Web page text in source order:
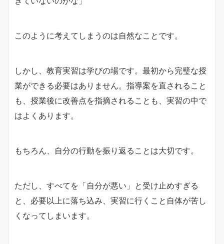
このように考えてしまうのは自然なことです。
しかし、教育実習は学びの場です。最初から完璧な授
業ができる必要はありません。指導案を直されること
も、授業後に改善点を指摘されることも、実習の中で
はよくあります。
もちろん、自分の行動を振り返ることは大切です。
ただし、すべてを「自分が悪い」と受け止めすぎる
と、必要以上に落ち込み、実習に行くこと自体が苦し
くなってしまいます。